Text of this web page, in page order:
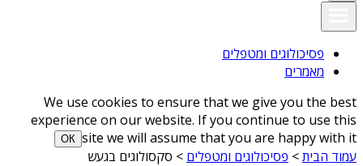
פסיכולוגים ומטפלים
מאמרים
We use cookies to ensure that we give you the best
experience on our website. If you continue to use this
site we will assume that you are happy with it
ОК
עמוד הבית> פסיכולוגים ומטפלים > סקסולוגים בגעש